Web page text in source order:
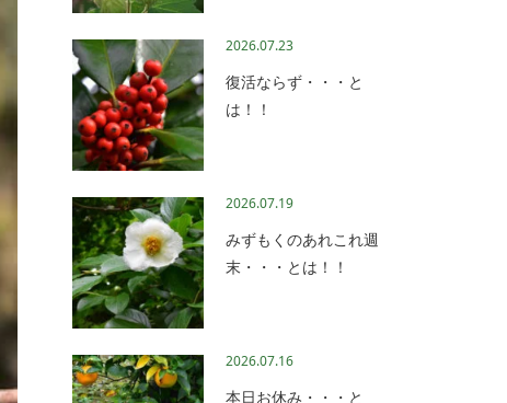
2026.07.23
復活ならず・・・と
は！！
2026.07.19
みずもくのあれこれ週
末・・・とは！！
2026.07.16
本日お休み・・・と